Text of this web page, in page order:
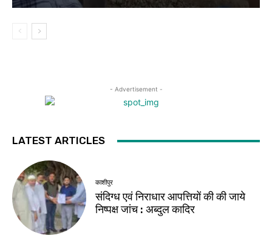
- Advertisement -
LATEST ARTICLES
काशीपुर
संदिग्ध एवं निराधार आपत्तियों की की जाये
निष्पक्ष जांच : अब्दुल कादिर